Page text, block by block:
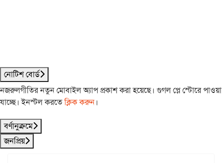
নোটিশ বোর্ড
নজরুলগীতির নতুন মোবাইল অ্যাপ প্রকাশ করা হয়েছে। গুগল প্লে স্টোরে পাওয়া
যাচ্ছে। ইনস্টল করতেক্লিক করুন।
বর্ণানুক্রমে
জনপ্রিয়